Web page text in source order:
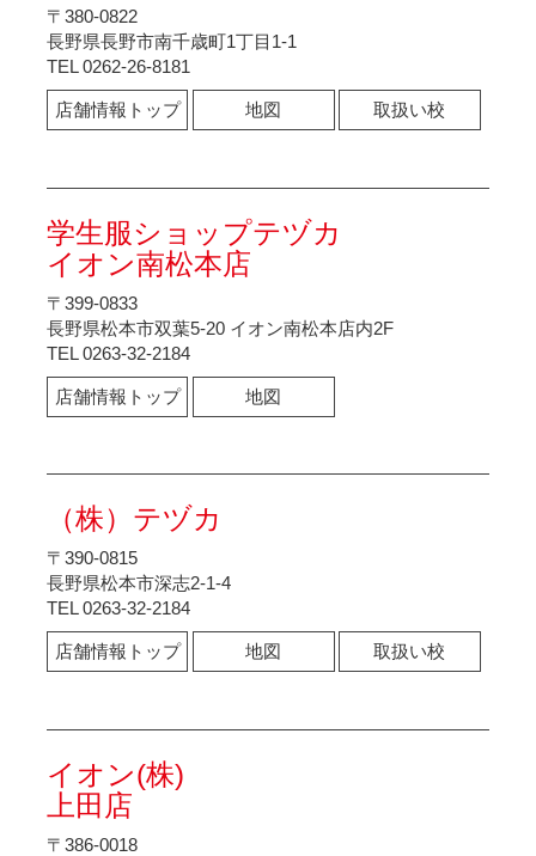
〒380-0822
長野県長野市南千歳町1丁目1-1
TEL 0262-26-8181
店舗情報トップ 地図 取扱い校
学生服ショップテヅカ
イオン南松本店
〒399-0833
長野県松本市双葉5-20 イオン南松本店内2F
TEL 0263-32-2184
店舗情報トップ 地図
（株）テヅカ
〒390-0815
長野県松本市深志2-1-4
TEL 0263-32-2184
店舗情報トップ 地図 取扱い校
イオン(株)
上田店
〒386-0018